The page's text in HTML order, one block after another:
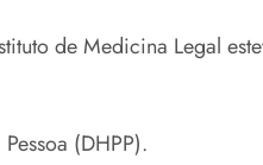
de Medicina Legal
(DHPP).